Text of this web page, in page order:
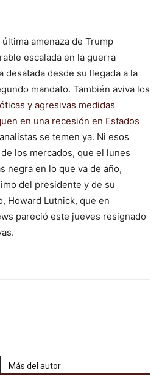
amenaza de Trump
escalada en la guerra
desatada desde su llegada a la
mandato. También aviva los
y agresivas medidas
en una recesión en Estados
se temen ya. Ni esos
los mercados, que el lunes
negra en lo que va de año,
del presidente y de su
Howard Lutnick, que en
pareció este jueves resignado
Más del autor